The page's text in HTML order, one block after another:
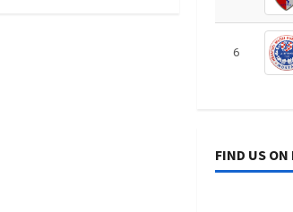
6
FIND US ON